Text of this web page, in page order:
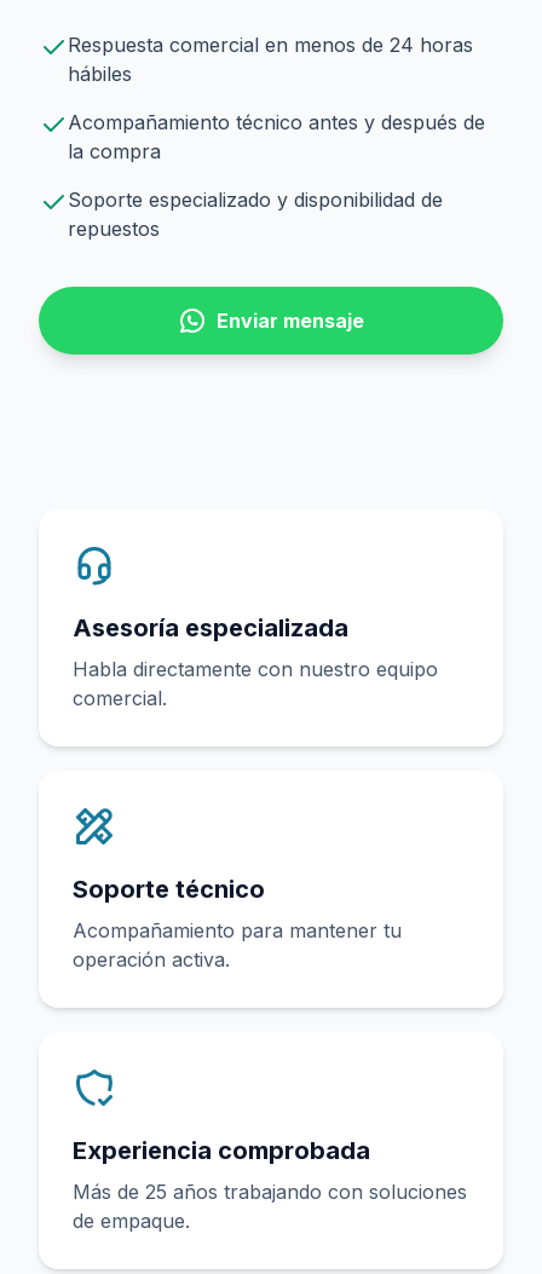
Respuesta comercial en menos de 24 horas
hábiles
Acompañamiento técnico antes y después de
la compra
Soporte especializado y disponibilidad de
repuestos
Enviar mensaje
Asesoría especializada
Habla directamente con nuestro equipo
comercial.
Soporte técnico
Acompañamiento para mantener tu
operación activa.
Experiencia comprobada
Más de 25 años trabajando con soluciones
de empaque.